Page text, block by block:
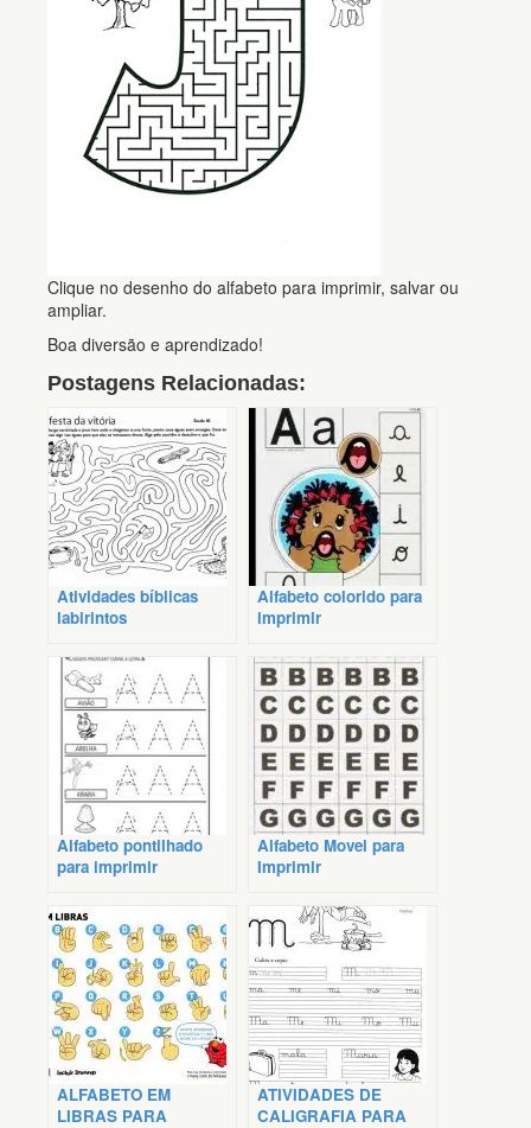
Clique no desenho do alfabeto para imprimir, salvar ou
ampliar.
Boa diversão e aprendizado!
Postagens Relacionadas:
Atividades bíblicas
labirintos
Alfabeto colorido para
imprimir
Alfabeto pontilhado
para imprimir
Alfabeto Movel para
Imprimir
ALFABETO EM
LIBRAS PARA
ATIVIDADES DE
CALIGRAFIA PARA